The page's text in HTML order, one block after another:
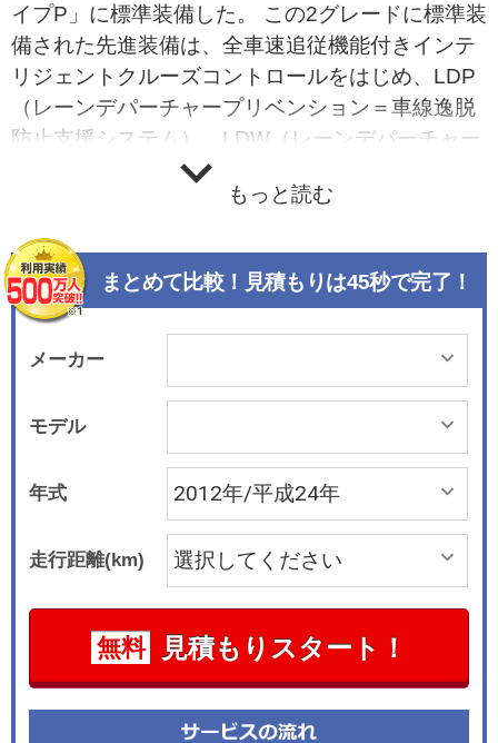
イプP」に標準装備した。 この2グレードに標準装
備された先進装備は、全車速追従機能付きインテ
リジェントクルーズコントロールをはじめ、LDP
（レーンデパーチャープリベンション＝車線逸脱
防止支援システム）、LDW（レーンデパーチャー
ワーニング＝車線逸脱警報）、FCW（フォワード
コリジョンワーニング＝前方車両接近警報）、前
ト（コンフォート機能付き）、インテリジェント
ブレーキアシスト、インテリジェントクルーズコ
ントロールなど。
もっと読む
まとめて比較！見積もりは45秒で完了！
メーカー
モデル
年式
走行距離(km)
無料 見積もりスタート！